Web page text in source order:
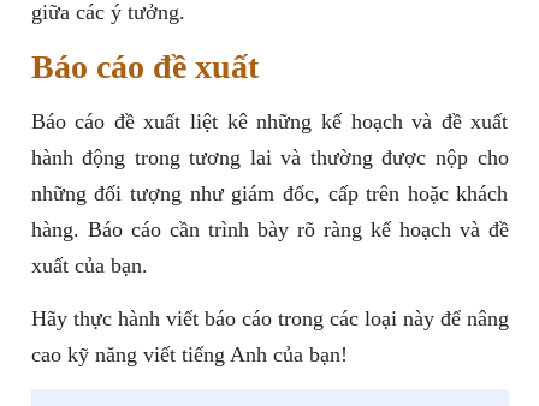
giữa các ý tưởng.
Báo cáo đề xuất
Báo cáo đề xuất liệt kê những kế hoạch và đề xuất
hành động trong tương lai và thường được nộp cho
những đối tượng như giám đốc, cấp trên hoặc khách
hàng. Báo cáo cần trình bày rõ ràng kế hoạch và đề
xuất của bạn.
Hãy thực hành viết báo cáo trong các loại này để nâng
cao kỹ năng viết tiếng Anh của bạn!